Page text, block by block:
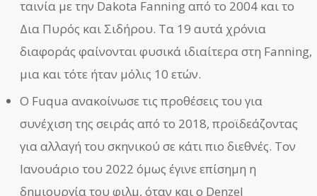
ταινία με την Dakota Fanning από το 2004 και το
Δια Πυρός και Σιδήρου. Τα 19 αυτά χρόνια
διαφοράς φαίνονται φυσικά ιδιαίτερα στη Fanning,
μια και τότε ήταν μόλις 10 ετών.
Ο Fuqua ανακοίνωσε τις προθέσεις του για
συνέχιση της σειράς από το 2018, προϊδεάζοντας
για αλλαγή του σκηνικού σε κάτι πιο διεθνές. Τον
Ιανουάριο του 2022 όμως έγινε επίσημη η
δημιουργία του φιλμ, όταν και ο Denzel